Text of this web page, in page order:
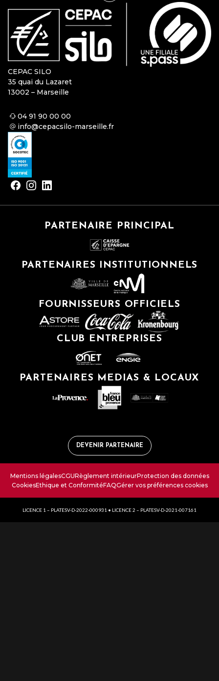
CEPAC SILO
35 quai du Lazaret
13002 – Marseille
04 91 90 00 00
info@cepacsilo-marseille.fr
PARTENAIRE PRINCIPAL
PARTENAIRES INSTITUTIONNELS
FOURNISSEURS OFFICIELS
CLUB ENTREPRISES
PARTENAIRES MEDIAS & LOCAUX
DEVENIR PARTENAIRE
Mentions légalesCGURèglement intérieurProtection des données
CookiesEthique et ConformitéFAQGérer vos préférences cookies
LICENCE 1 – PLATESV-D-2022-000931 • LICENCE 2 – PLATESV-D-2021-007161